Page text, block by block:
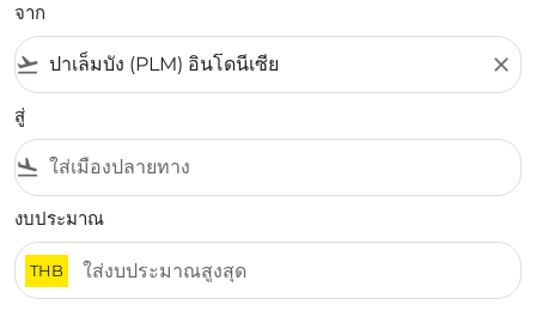
จาก
flight_takeoff close
สู่
flight_land
งบประมาณ
THB